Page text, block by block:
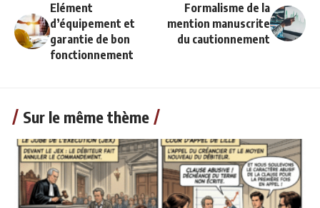
Elément
d’équipement et
garantie de bon
fonctionnement
Formalisme de la
mention manuscrite
du cautionnement
Sur le même thème